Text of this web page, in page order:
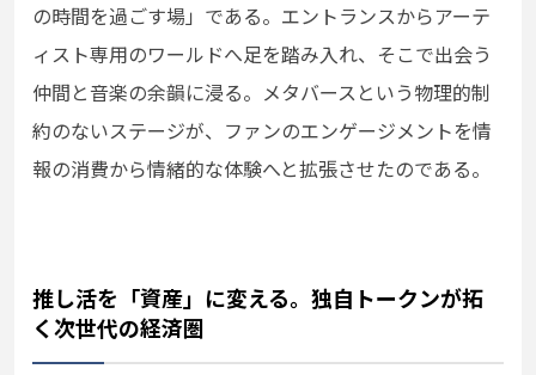
の時間を過ごす場」である。エントランスからアーテ
ィスト専用のワールドへ足を踏み入れ、そこで出会う
仲間と音楽の余韻に浸る。メタバースという物理的制
約のないステージが、ファンのエンゲージメントを情
報の消費から情緒的な体験へと拡張させたのである。
推し活を「資産」に変える。独自トークンが拓
く次世代の経済圏